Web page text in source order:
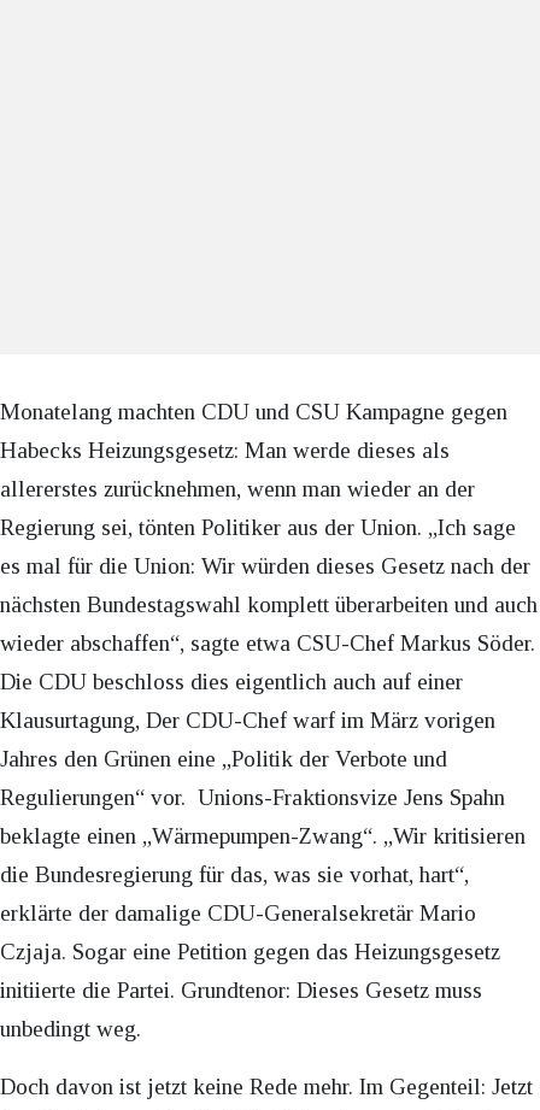
Monatelang machten CDU und CSU Kampagne gegen
Habecks Heizungsgesetz: Man werde dieses als
allererstes zurücknehmen, wenn man wieder an der
Regierung sei, tönten Politiker aus der Union. „Ich sage
es mal für die Union: Wir würden dieses Gesetz nach der
nächsten Bundestagswahl komplett überarbeiten und auch
wieder abschaffen“, sagte etwa CSU-Chef Markus Söder.
Die CDU beschloss dies eigentlich auch auf einer
Klausurtagung, Der CDU-Chef warf im März vorigen
Jahres den Grünen eine „Politik der Verbote und
Regulierungen“ vor. Unions-Fraktionsvize Jens Spahn
beklagte einen „Wärmepumpen-Zwang“. „Wir kritisieren
die Bundesregierung für das, was sie vorhat, hart“,
erklärte der damalige CDU-Generalsekretär Mario
Czjaja. Sogar eine Petition gegen das Heizungsgesetz
initiierte die Partei. Grundtenor: Dieses Gesetz muss
unbedingt weg.
Doch davon ist jetzt keine Rede mehr. Im Gegenteil: Jetzt